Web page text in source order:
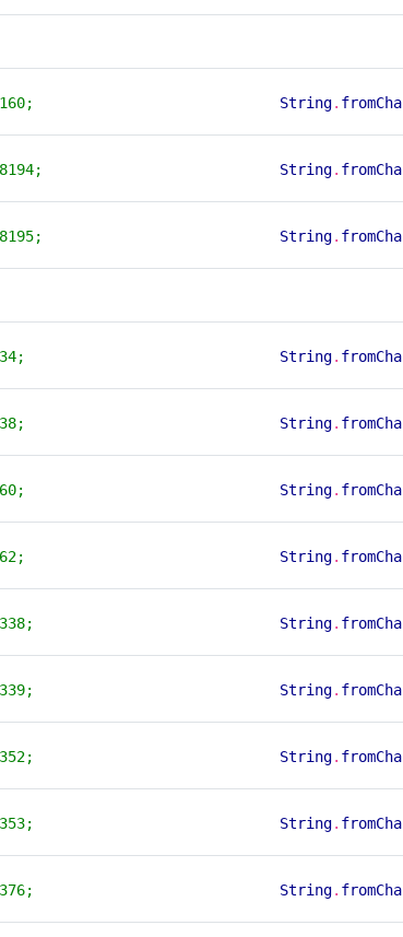
String.
String.
String.
String.
String.
String.
String.
String.
String.
String.
String.
String.